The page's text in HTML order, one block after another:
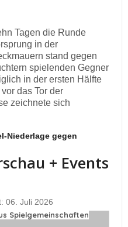
Tagen die Runde
in der
stand gegen
spielenden Gegner
in der ersten Hälfte
das Tor der
zeichnete sich
Niederlage gegen
+ Events
06. Juli 2026
Spielgemeinschaften